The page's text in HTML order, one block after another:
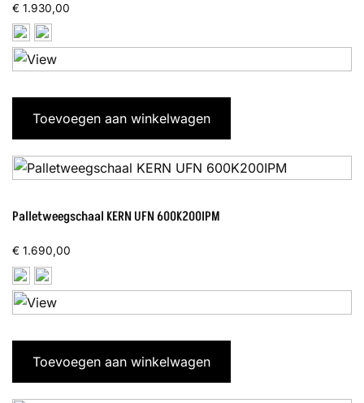
€ 1.930,00
Toevoegen aan winkelwagen
Palletweegschaal KERN UFN 600K200IPM
€ 1.690,00
Toevoegen aan winkelwagen